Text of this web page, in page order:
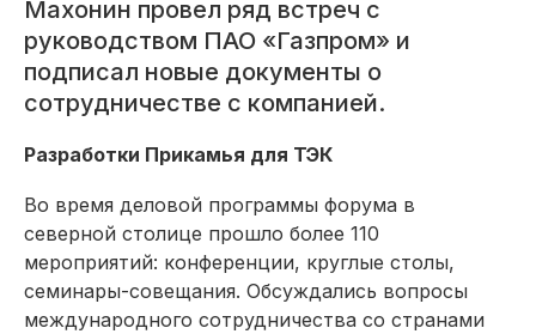
Махонин провел ряд встреч с
руководством ПАО «Газпром» и
подписал новые документы о
сотрудничестве с компанией.
Разработки Прикамья для ТЭК
Во время деловой программы форума в
северной столице прошло более 110
мероприятий: конференции, круглые столы,
семинары-совещания. Обсуждались вопросы
международного сотрудничества со странами